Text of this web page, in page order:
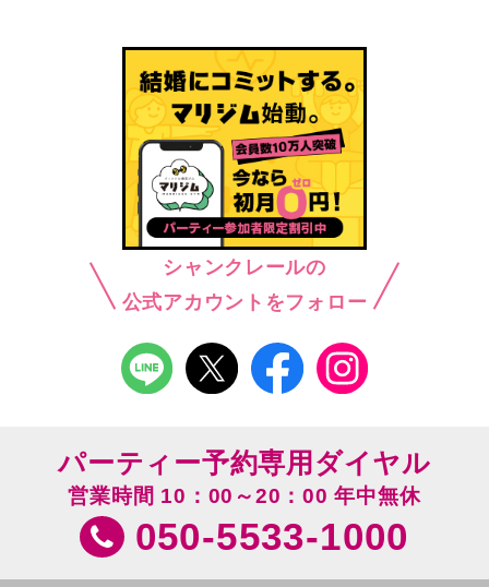
シャンクレールの
公式アカウントをフォロー
パーティー予約専用ダイヤル
営業時間 10：00～20：00 年中無休
050-5533-1000